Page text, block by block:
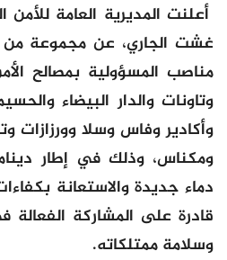
غشت الجاري، عن مجموعة من
مناصب المسؤولية بمصالح
وتاونات والدار البيضاء
وأكادير وفاس وسلا وورزازات
ومكناس، وذلك في إطار
دماء جديدة والاستعانة
قادرة على المشاركة
وسلامة ممتلكاته.